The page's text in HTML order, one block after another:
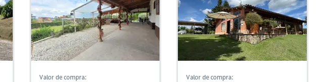
Valor de compra: Valor de compra: